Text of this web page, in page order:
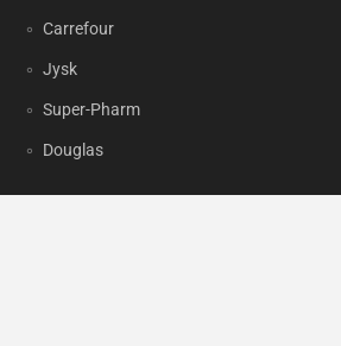
Carrefour
Jysk
Super-Pharm
Douglas